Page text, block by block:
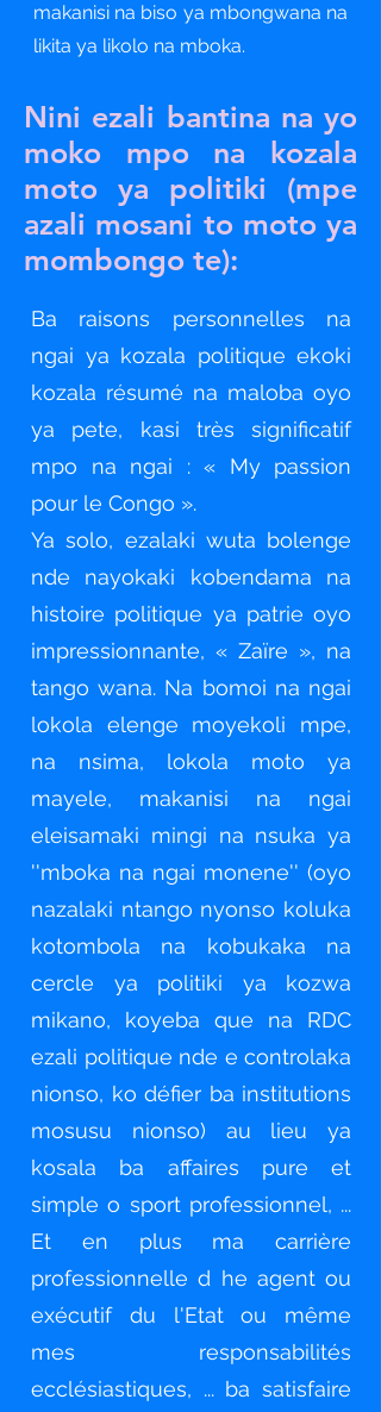
makanisi na biso ya mbongwana na
likita ya likolo na mboka.
Nini ezali bantina na yo
moko mpo na kozala
moto ya politiki (mpe
azali mosani to moto ya
mombongo te):
Ba raisons personnelles na
ngai ya kozala politique ekoki
kozala résumé na maloba oyo
ya pete, kasi très significatif
mpo na ngai : « My passion
pour le Congo ».
Ya solo, ezalaki wuta bolenge
nde nayokaki kobendama na
histoire politique ya patrie oyo
impressionnante, « Zaïre », na
tango wana. Na bomoi na ngai
lokola elenge moyekoli mpe,
na nsima, lokola moto ya
mayele, makanisi na ngai
eleisamaki mingi na nsuka ya
''mboka na ngai monene'' (oyo
nazalaki ntango nyonso koluka
kotombola na kobukaka na
cercle ya politiki ya kozwa
mikano, koyeba que na RDC
ezali politique nde e controlaka
nionso, ko défier ba institutions
mosusu nionso) au lieu ya
kosala ba affaires pure et
simple o sport professionnel, ...
Et en plus ma carrière
professionnelle d he agent ou
exécutif du l'Etat ou même
mes responsabilités
ecclésiastiques, ... ba satisfaire